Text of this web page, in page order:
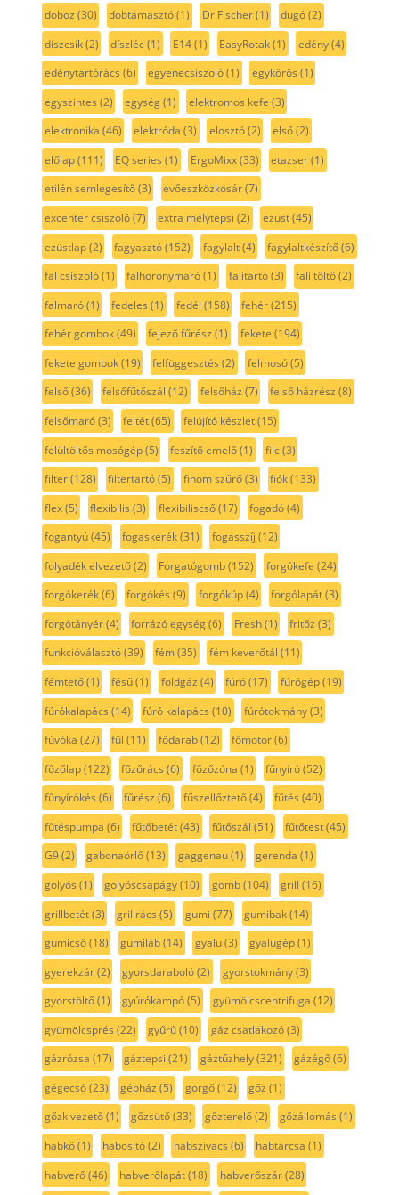
doboz (30) dobtámasztó(1) Dr.Fischer(1) dugó(2)
díszcsík(2) díszléc(1) E14(1) EasyRotak(1) edény(4)
edénytartórács (6) egyenecsiszoló(1) egykörös (1)
egyszintes (2) egység(1) elektromos kefe (3)
elektronika (46) elektróda (3) elosztó(2) első(2)
előlap(111) EQ series (1) ErgoMixx(33) etazser(1)
etilén semlegesítő(3) evőeszközkosár(7)
excenter csiszoló(7) extra mélytepsi (2) ezüst(45)
ezüstlap(2) fagyasztó(152) fagylalt(4) fagylaltkészítő(6)
fal csiszoló(1) falhoronymaró(1) falitartó(3) fali töltő(2)
falmaró(1) fedeles (1) fedél (158) fehér(215)
fehér gombok(49) fejező fűrész (1) fekete (194)
fekete gombok(19) felfüggesztés (2) felmosó(5)
felső(36) felsőfűtőszál (12) felsőház (7) felső házrész (8)
felsőmaró(3) feltét(65) felújító készlet(15)
felültöltős mosógép(5) feszítő emelő(1) filc(3)
filter(128) filtertartó(5) finom szűrő(3) fiók(133)
flex(5) flexibilis (3) flexibiliscső(17) fogadó(4)
fogantyú(45) fogaskerék(31) fogasszíj (12)
folyadék elvezető(2) Forgatógomb(152) forgókefe (24)
forgókerék(6) forgókés (9) forgókúp(4) forgólapát(3)
forgótányér(4) forrázó egység(6) Fresh(1) fritőz (3)
funkcióválasztó(39) fém(35) fém keverőtál (11)
fémtető(1) fésű(1) földgáz (4) fúró(17) fúrógép(19)
fúrókalapács (14) fúró kalapács (10) fúrótokmány(3)
fúvóka (27) fül (11) fődarab(12) főmotor(6)
főzőlap(122) főzőrács (6) főzőzóna (1) fűnyíró(52)
fűnyírókés (6) fűrész (6) fűszellőztető(4) fűtés (40)
fűtéspumpa (6) fűtőbetét(43) fűtőszál (51) fűtőtest(45)
G9(2) gabonaörlő(13) gaggenau(1) gerenda (1)
golyós (1) golyóscsapágy(10) gomb(104) grill (16)
grillbetét(3) grillrács (5) gumi (77) gumibak(14)
gumicső(18) gumiláb(14) gyalu(3) gyalugép(1)
gyerekzár(2) gyorsdaraboló(2) gyorstokmány(3)
gyorstöltő(1) gyúrókampó(5) gyümölcscentrifuga (12)
gyümölcsprés (22) gyűrű(10) gáz csatlakozó(3)
gázrózsa (17) gáztepsi (21) gáztűzhely(321) gázégő(6)
gégecső(23) gépház (5) görgő(12) gőz (1)
gőzkivezető(1) gőzsütő(33) gőzterelő(2) gőzállomás (1)
habkő(1) habosító(2) habszivacs (6) habtárcsa (1)
habverő(46) habverőlapát(18) habverőszár(28)